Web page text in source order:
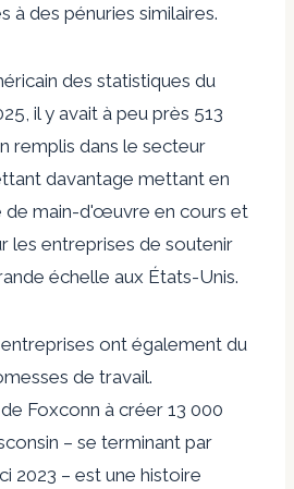
des pénuries similaires.
des statistiques du
il y avait à peu près 513
remplis dans le secteur
davantage mettant en
de main-d'œuvre en cours et
les entreprises de soutenir
échelle aux États-Unis.
ont également du
de travail.
Foxconn à créer 13 000
– se terminant par
2023 – est une histoire